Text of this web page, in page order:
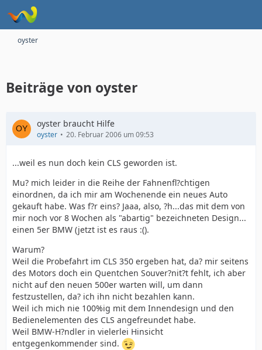
oyster
Beiträge von oyster
oyster braucht Hilfe
oyster 20. Februar 2006 um 09:53
...weil es nun doch kein CLS geworden ist.
Mu? mich leider in die Reihe der Fahnenfl?chtigen
einordnen, da ich mir am Wochenende ein neues Auto
gekauft habe. Was f?r eins? Jaaa, also, ?h...das mit dem von
mir noch vor 8 Wochen als "abartig" bezeichneten Design...
einen 5er BMW (jetzt ist es raus :().
Warum?
Weil die Probefahrt im CLS 350 ergeben hat, da? mir seitens
des Motors doch ein Quentchen Souver?nit?t fehlt, ich aber
nicht auf den neuen 500er warten will, um dann
festzustellen, da? ich ihn nicht bezahlen kann.
Weil ich mich nie 100%ig mit dem Innendesign und den
Bedienelementen des CLS angefreundet habe.
Weil BMW-H?ndler in vielerlei Hinsicht
entgegenkommender sind.